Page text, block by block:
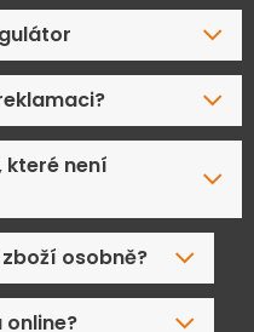
které není
osobně?